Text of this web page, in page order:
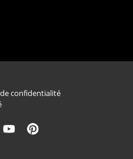
de page
confidentialité